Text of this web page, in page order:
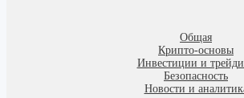
Общая
Крипто-основы
Инвестиции и
Безопасность
Новости и